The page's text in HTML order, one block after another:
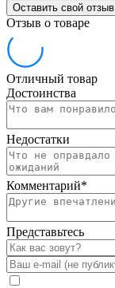
Оставить свой отзыв
Отзыв о товаре
Отличный товар
Достоинства
Недостатки
Комментарий*
Представьтесь